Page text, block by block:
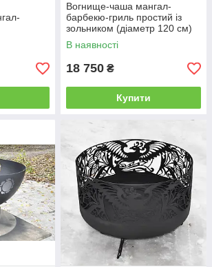
Вогнище-чаша мангал-
барбекю-гриль простий із
зольником (діаметр 120 см)
В наявності
18 750 ₴
Купити